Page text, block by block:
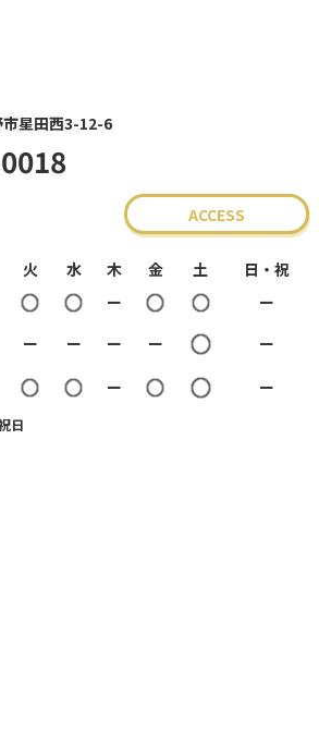
星田西3-12-6
ACCESS
火 水 木 金 土 日・祝
○ ○ ー ○ ○ ー
ー ー ー ー ○ ー
○ ○ ー ○ ○ ー
⽇